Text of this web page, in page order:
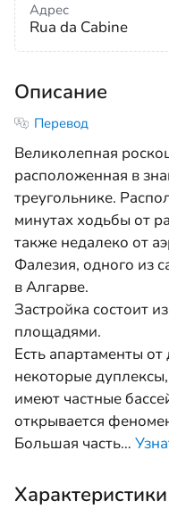
Адрес
Rua da Cabine
Описание
Перевод
Великолепная
расположенная в
треугольнике.
минутах ходьбы от
также недалеко от
Фалезия, одного из
в Алгарве.
Застройка состоит
площадями.
Есть апартаменты
некоторые
имеют частные
открывается
Большая часть…